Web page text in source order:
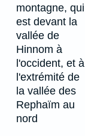
montagne, qui
est devant la
vallée de
Hinnom à
l'occident, et à
l'extrémité de
la vallée des
Rephaïm au
nord